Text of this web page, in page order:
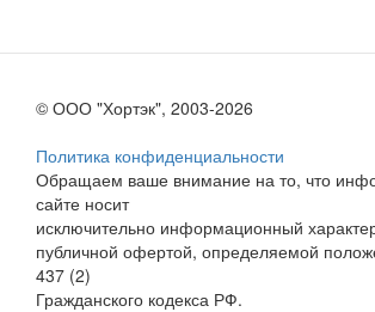
© ООО "Хортэк", 2003-2026
Политика конфиденциальности
Обращаем ваше внимание на то, что
сайте носит
исключительно информационный
публичной офертой, определяемой
437 (2)
Гражданского кодекса РФ.